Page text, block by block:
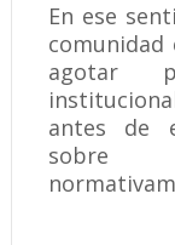
En ese
agotar
antes de
sobre